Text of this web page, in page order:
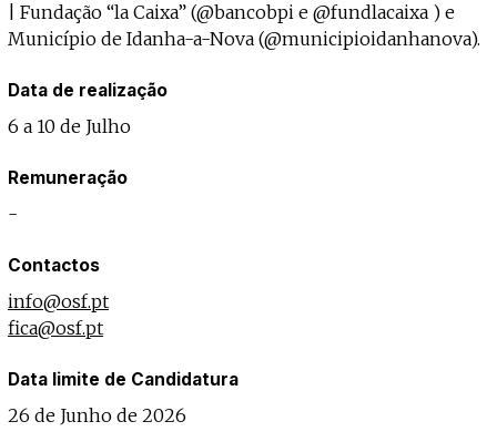
| Fundação “la Caixa” (@bancobpi e @fundlacaixa ) e
Município de Idanha-a-Nova (@municipioidanhanova).
Data de realização
6 a 10 de Julho
Remuneração
-
Contactos
info@osf.pt
fica@osf.pt
Data limite de Candidatura
26 de Junho de 2026